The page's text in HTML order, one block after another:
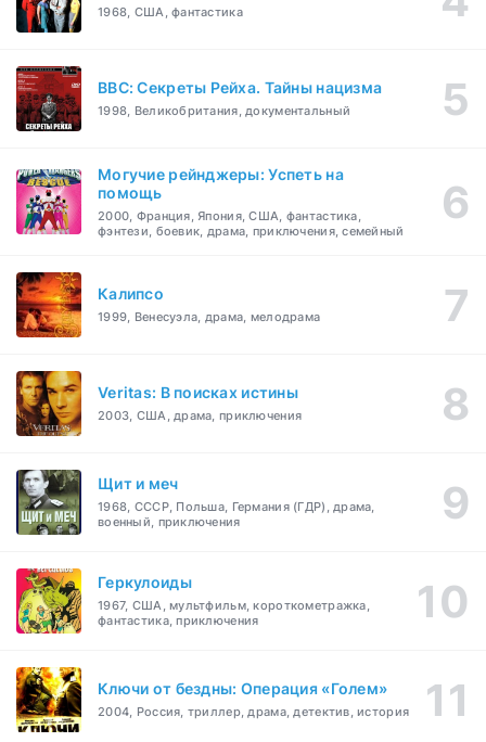
1968, США, фантастика
BBC: Секреты Рейха. Тайны нацизма
1998, Великобритания, документальный
Могучие рейнджеры: Успеть на
помощь
2000, Франция, Япония, США, фантастика,
фэнтези, боевик, драма, приключения, семейный
Калипсо
1999, Венесуэла, драма, мелодрама
Veritas: В поисках истины
2003, США, драма, приключения
Щит и меч
1968, СССР, Польша, Германия (ГДР), драма,
военный, приключения
Геркулоиды
1967, США, мультфильм, короткометражка,
фантастика, приключения
Ключи от бездны: Операция «Голем»
2004, Россия, триллер, драма, детектив, история